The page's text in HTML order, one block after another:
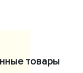
товары